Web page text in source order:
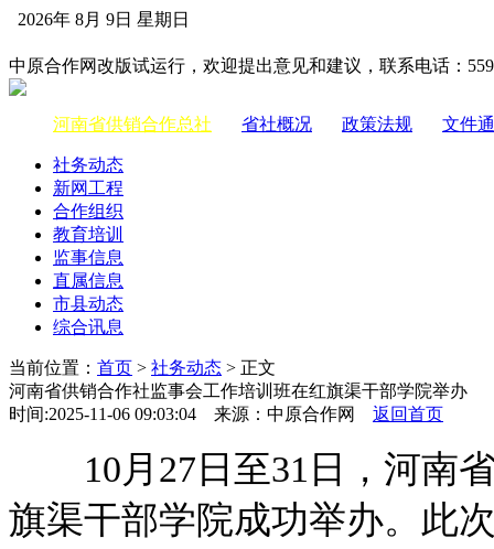
2026年 8月 9日 星期日
中原合作网改版试运行，欢迎提出意见和建议，联系电话：
河南省供销合作总社 省社概况 政策法规 文件
社务动态
新网工程
合作组织
教育培训
监事信息
直属信息
市县动态
综合讯息
当前位置： 首页 > 社务动态 > 正文
河南省供销合作社监事会工作培训班在红旗渠干部学院举办
时间:2025-11-06 09:03:04 来源：中原合作网 返回首页
10月27日至31日，河南省
旗渠干部学院成功举办。此